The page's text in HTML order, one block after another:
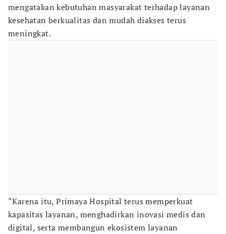
mengatakan kebutuhan masyarakat terhadap layanan
kesehatan berkualitas dan mudah diakses terus
meningkat.
“Karena itu, Primaya Hospital terus memperkuat
kapasitas layanan, menghadirkan inovasi medis dan
digital, serta membangun ekosistem layanan